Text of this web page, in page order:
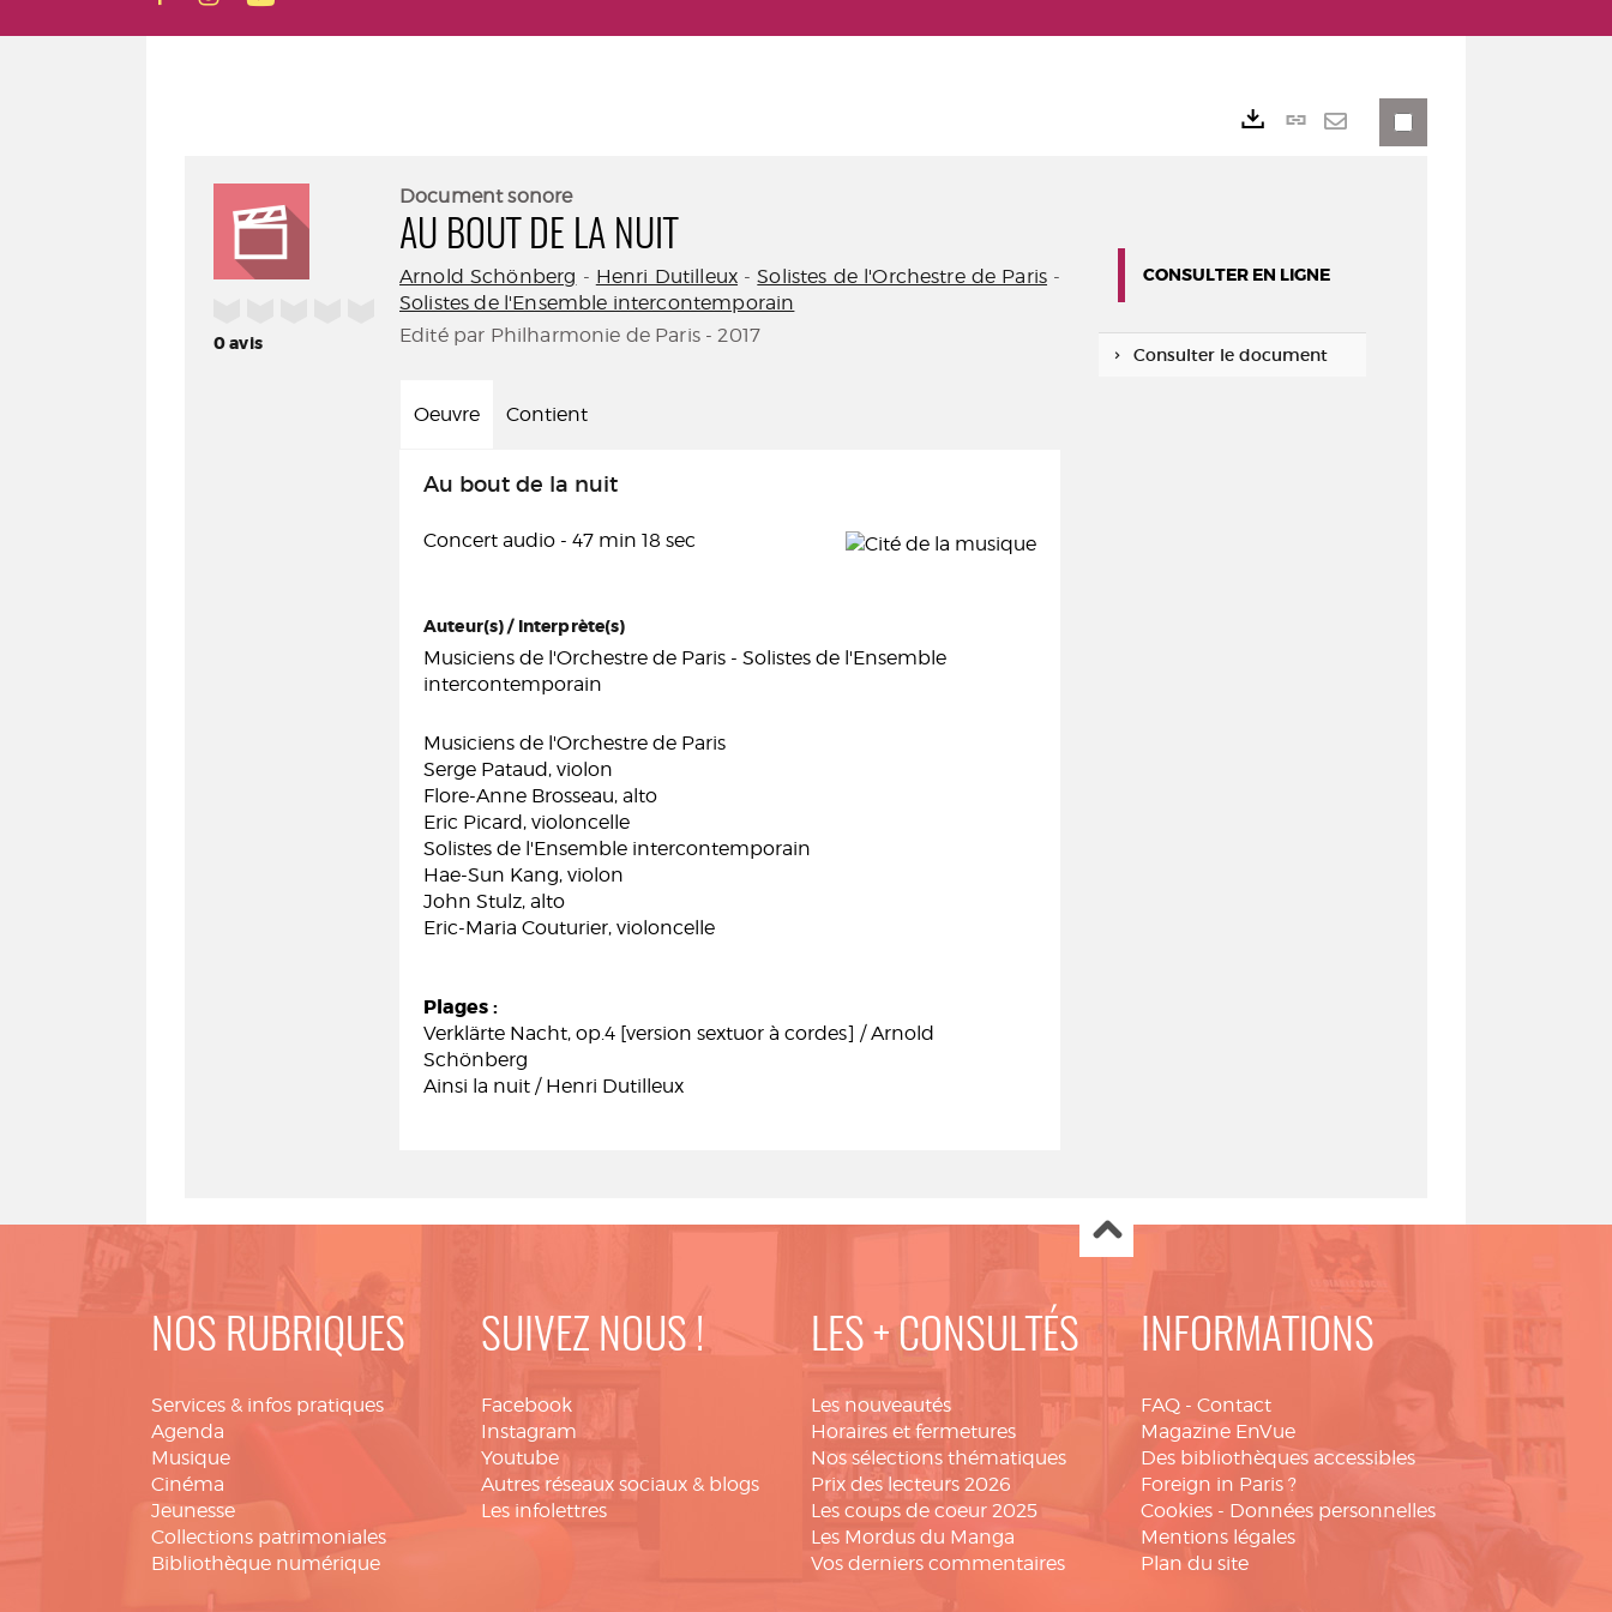
0avis
Document sonore
AU BOUT DE LA NUIT
Arnold Schönberg - Henri Dutilleux -Solistes de l'Orchestre de Paris -
Solistes de l'Ensemble intercontemporain
Edité par Philharmonie de Paris - 2017
Oeuvre Contient
Au bout de la nuit
Concert audio - 47 min 18 sec
Auteur(s) / Interprète(s)
Musiciens de l'Orchestre de Paris - Solistes de l'Ensemble
intercontemporain
Musiciens de l'Orchestre de Paris
Serge Pataud, violon
Flore-Anne Brosseau, alto
Eric Picard, violoncelle
Solistes de l'Ensemble intercontemporain
Hae-Sun Kang, violon
John Stulz, alto
Eric-Maria Couturier, violoncelle
Plages :
Verklärte Nacht, op.4 [version sextuor à cordes] / Arnold
Schönberg
Ainsi la nuit / Henri Dutilleux
Lien
CONSULTER EN LIGNE
Consulter le document
NOS RUBRIQUES
Services & infos pratiques
Agenda
Musique
Cinéma
Jeunesse
Collections patrimoniales
Bibliothèque numérique
SUIVEZ NOUS !
Facebook
Instagram
Youtube
Autres réseaux sociaux & blogs
Les infolettres
LES + CONSULTÉS
Les nouveautés
Horaires et fermetures
Nos sélections thématiques
Prix des lecteurs 2026
Les coups de coeur 2025
Les Mordus du Manga
Vos derniers commentaires
INFORMATIONS
FAQ - Contact
Magazine EnVue
Des bibliothèques accessibles
Foreign in Paris ?
Cookies - Données personnelles
Mentions légales
Plan du site